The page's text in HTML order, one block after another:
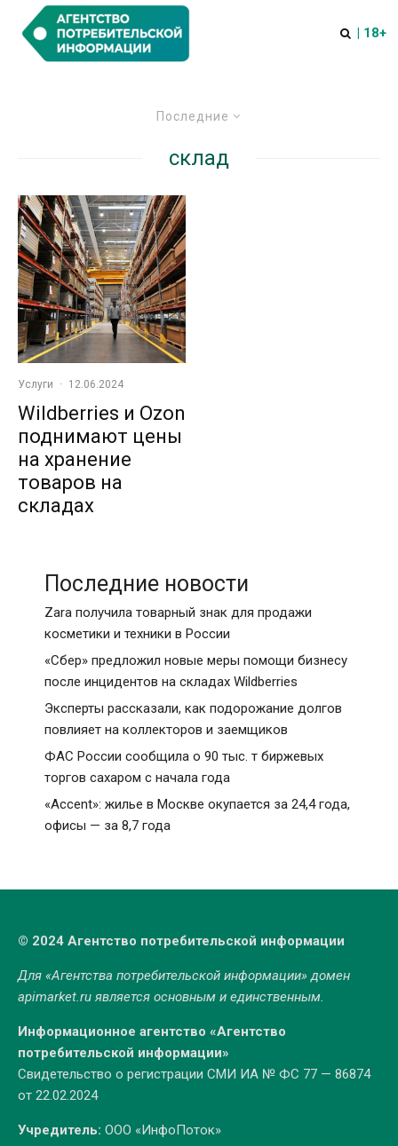
| 18+
Последние
склад
Услуги · 12.06.2024
Wildberries и Ozon
поднимают цены
на хранение
товаров на
складах
Последние новости
Zara получила товарный знак для продажи
косметики и техники в России
«Сбер» предложил новые меры помощи бизнесу
после инцидентов на складах Wildberries
Эксперты рассказали, как подорожание долгов
повлияет на коллекторов и заемщиков
ФАС России сообщила о 90 тыс. т биржевых
торгов сахаром с начала года
«Accent»: жилье в Москве окупается за 24,4 года,
офисы — за 8,7 года
© 2024 Агентство потребительской информации
Для «Агентства потребительской информации» домен
apimarket.ruявляется основным и единственным.
Информационное агентство «Агентство
потребительской информации»
Свидетельство о регистрации СМИ ИА № ФС 77 — 86874
от 22.02.2024
Учредитель: ООО «ИнфоПоток»